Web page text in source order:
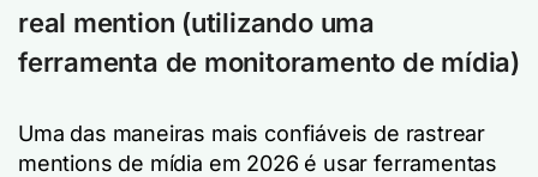
real mention (utilizando uma
ferramenta de monitoramento de mídia)
Uma das maneiras mais confiáveis de rastrear
mentions de mídia em 2026 é usar ferramentas